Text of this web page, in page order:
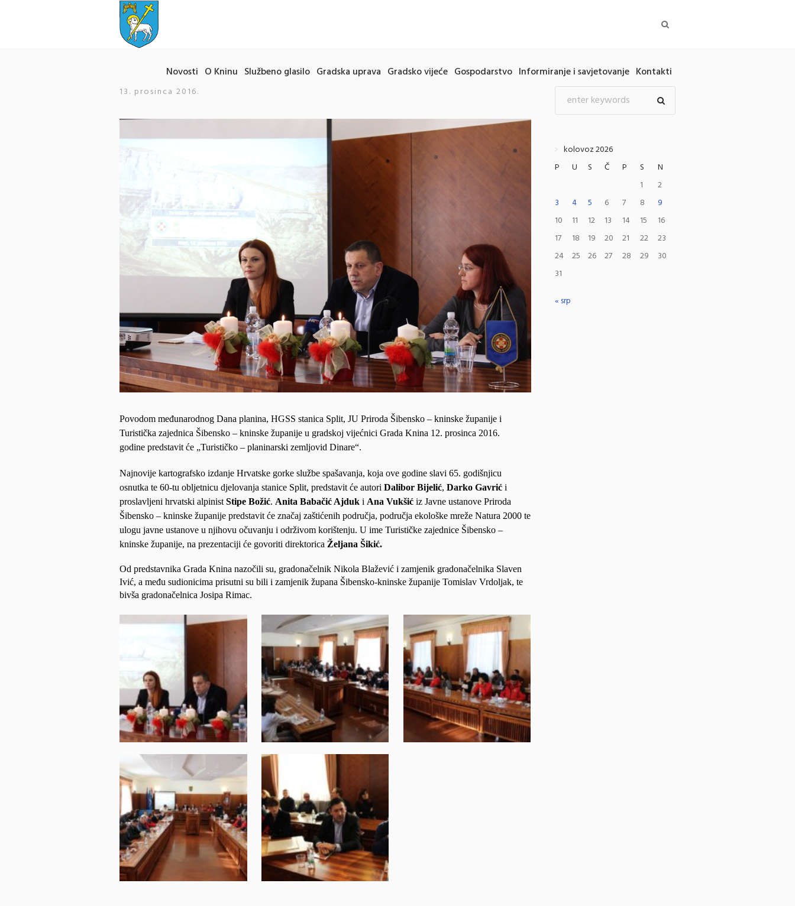
Novosti O Kninu Službeno glasilo Gradska uprava Gradsko vijeće Gospodarstvo Informiranje i savjetovanje Kontakti
13. prosinca 2016.
Povodom međunarodnog Dana planina, HGSS stanica Split, JU Priroda Šibensko – kninske županije i
Turistička zajednica Šibensko – kninske županije u gradskoj vijećnici Grada Knina 12. prosinca 2016.
godine predstavit će „Turističko – planinarski zemljovid Dinare“.
Najnovije kartografsko izdanje Hrvatske gorke službe spašavanja, koja ove godine slavi 65. godišnjicu
osnutka te 60-tu obljetnicu djelovanja stanice Split, predstavit će autori Dalibor Bijelić, Darko Gavrić i
proslavljeni hrvatski alpinistStipe Božić. Anita Babačić Ajduk i Ana Vukšić iz Javne ustanove Priroda
Šibensko – kninske županije predstavit će značaj zaštićenih područja, područja ekološke mreže Natura 2000 te
ulogu javne ustanove u njihovu očuvanju i održivom korištenju. U ime Turističke zajednice Šibensko –
kninske županije, na prezentaciji će govoriti direktorica Željana Šikić.
Od predstavnika Grada Knina nazočili su, gradonačelnik Nikola Blažević i zamjenik gradonačelnika Slaven
Ivić, a među sudionicima prisutni su bili i zamjenik župana Šibensko-kninske županije Tomislav Vrdoljak, te
bivša gradonačelnica Josipa Rimac.
kolovoz 2026
P
U S Č P S
N
1
2
3
4 5 6 7 8
9
10
11 12 13 14 15
16
17
18 19 20 21 22
23
24
25 26 27 28 29
30
31
« srp